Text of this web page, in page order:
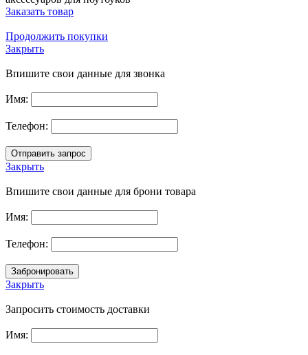
Заказать товар
Продолжить покупки
Закрыть
Впишите свои данные для звонка
Имя:
Телефон:
Закрыть
Впишите свои данные для брони товара
Имя:
Телефон:
Закрыть
Запросить стоимость доставки
Имя: